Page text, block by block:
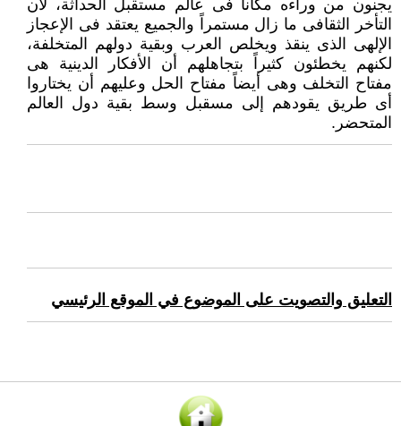
‏يجنون من وراءه مكاناً فى عالم مستقبل الحداثة، لأن
التأخر الثقافى ما زال مستمراً والجميع يعتقد فى الإعجاز
الإلهى الذى ينقذ ويخلص ‏العرب وبقية دولهم المتخلفة،
لكنهم يخطئون كثيراً بتجاهلهم أن الأفكار الدينية هى
مفتاح التخلف وهى أيضاً مفتاح الحل وعليهم أن ‏يختاروا
أى طريق يقودهم إلى مسقبل وسط بقية دول العالم
المتحضر.‏
التعليق والتصويت على الموضوع في الموقع الرئيسي